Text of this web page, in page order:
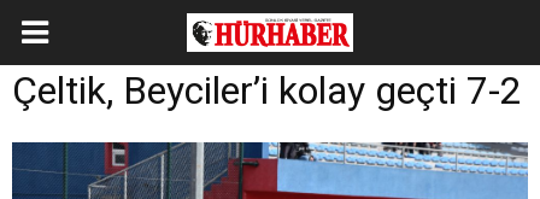
Çeltik, Beyciler’i kolay geçti 7-2